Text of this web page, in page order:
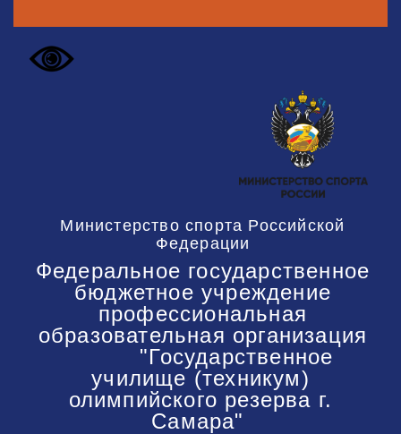
Министерство спорта Российской
Федерации
Федеральное государственное
бюджетное учреждение
профессиональная
образовательная организация
"Государственное
училище (техникум)
олимпийского резерва г.
Самара"